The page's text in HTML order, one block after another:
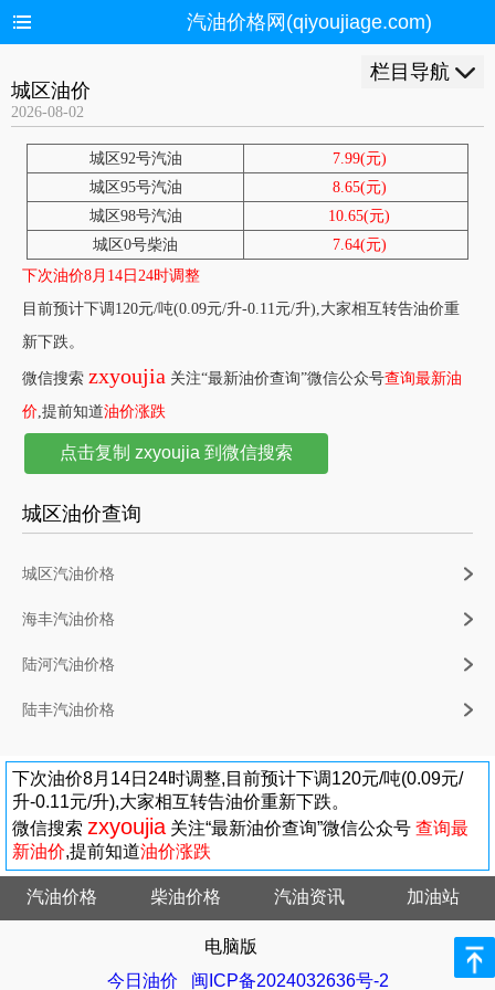
汽油价格网(qiyoujiage.com)
栏目导航
城区油价
2026-08-02
城区92号汽油
7.99(元)
城区95号汽油
8.65(元)
城区98号汽油
10.65(元)
城区0号柴油
7.64(元)
下次油价8月14日24时调整
目前预计下调120元/吨(0.09元/升-0.11元/升),大家相互转告油价重
新下跌。
微信搜索 zxyoujia 关注“最新油价查询”微信公众号查询最新油
价,提前知道油价涨跌
点击复制 zxyoujia 到微信搜索
城区油价查询
城区汽油价格
海丰汽油价格
陆河汽油价格
陆丰汽油价格
下次油价8月14日24时调整,目前预计下调120元/吨(0.09元/
升-0.11元/升),大家相互转告油价重新下跌。
微信搜索 zxyoujia 关注“最新油价查询”微信公众号 查询最
新油价,提前知道油价涨跌
汽油价格 柴油价格 汽油资讯 加油站
电脑版
今日油价
闽ICP备2024032636号-2